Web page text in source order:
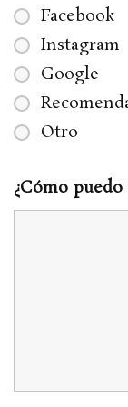
Facebook
Instagram
Google
Otro
¿Cómo